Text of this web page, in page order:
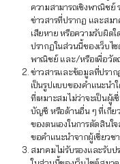
ความสามารถเชิงพาณิชย์
ข่าวสารที่ปรากฏ และสม
เสียหาย หรือความรับผิด
ปรากฏในส่วนนี้ของเว็บไ
พาณิชย์ และ/หรือเพื่อวัต
ข่าวสารและข้อมูลที่ปราก
เป็นรูปแบบของคำแนะนำ
ที่เหมาะสมไม่ว่าจะเป็นผู้
บัญชี หรือด้านอื่น ๆ ที่เกี่
ของตนเองในการตัดสินใ
ขอคำแนะนำจากผู้เชี่ยวช
สมาคมไม่รับรองและรับป